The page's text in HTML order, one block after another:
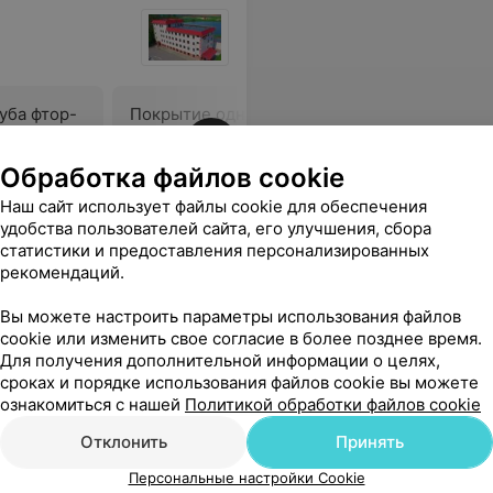
фтор-
Покрытие одного зуба фтор-
препаратом (Cleanic)
2,30 руб.
и/или
сыну 3 года. Нужно было взять 8 пробирок Еще
Обработка файлов cookie
Наш сайт использует файлы cookie для обеспечения
удобства пользователей сайта, его улучшения, сбора
статистики и предоставления персонализированных
рекомендаций.
Вы можете настроить параметры использования файлов
cookie или изменить свое согласие в более позднее время.
Для получения дополнительной информации о целях,
сроках и порядке использования файлов cookie вы можете
ознакомиться с нашей Политикой обработки файлов cookie
Отклонить
Принять
Персональные настройки Cookie